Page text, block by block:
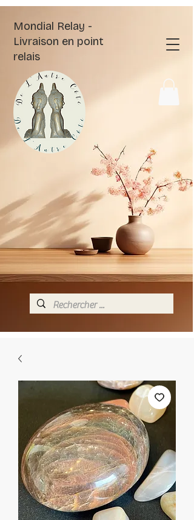
Mondial Relay -
Livraison en point
relais